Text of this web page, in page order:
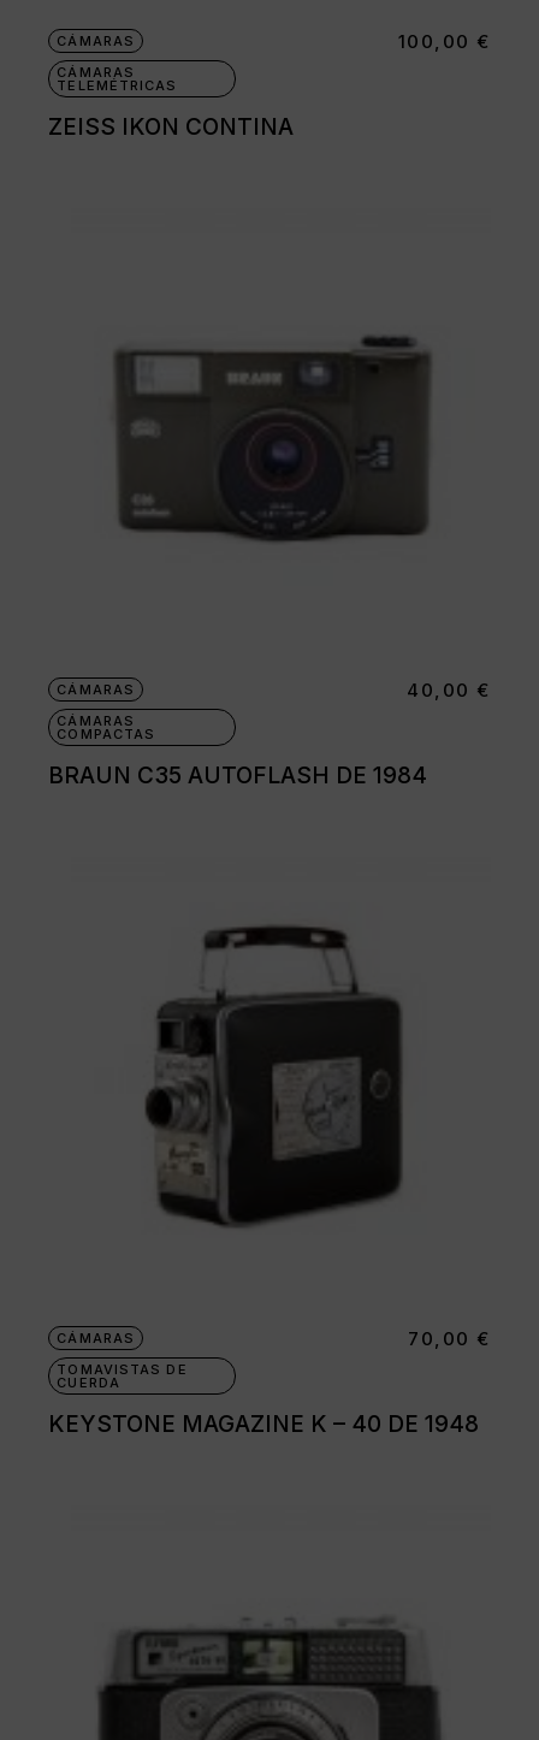
CÁMARAS
CÁMARAS
TELEMÉTRICAS
ZEISS IKON CONTINA
100,00 €
CÁMARAS
CÁMARAS
COMPACTAS
BRAUN C35 AUTOFLASH DE 1984
40,00 €
CÁMARAS
TOMAVISTAS DE
CUERDA
KEYSTONE MAGAZINE K – 40 DE 1948
70,00 €